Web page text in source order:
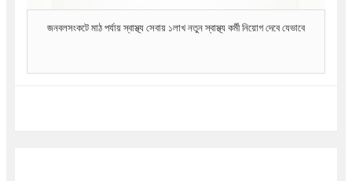
জনবলসংকটে মাঠ পর্যায় স্বাস্থ্য সেবায় ১লাখ নতুন স্বাস্থ্য কর্মী নিয়োগ দেবে যেভাবে